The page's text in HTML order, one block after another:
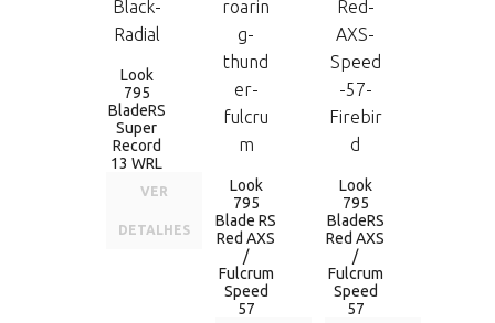
Look
795
BladeRS
Super
Record
13 WRL
VER
DETALHES
Look
795
Blade RS
Red AXS
/
Fulcrum
Speed
57
Look
795
BladeRS
Red AXS
/
Fulcrum
Speed
57